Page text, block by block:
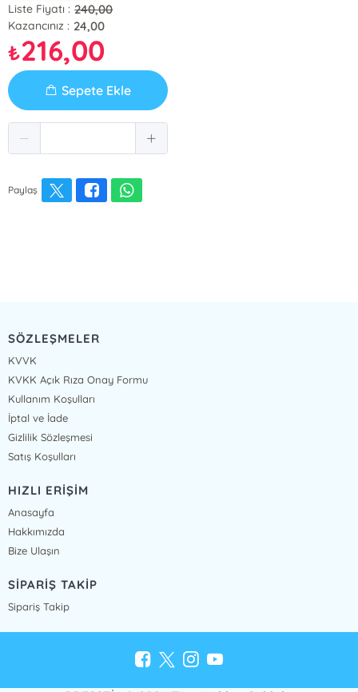
Liste Fiyatı : 240,00
Kazancınız : 24,00
₺216,00
Sepete Ekle
Paylaş
SÖZLEŞMELER
KVVK
KVKK Açık Rıza Onay Formu
Kullanım Koşulları
İptal ve İade
Gizlilik Sözleşmesi
Satış Koşulları
HIZLI ERİŞİM
Anasayfa
Hakkımızda
Bize Ulaşın
SİPARİŞ TAKİP
Sipariş Takip